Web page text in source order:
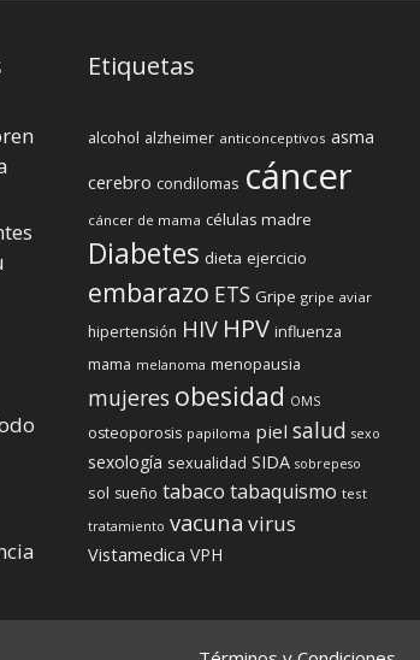
Etiquetas
alcohol alzheimer anticonceptivos asma
cerebro condilomas cáncer
cáncer de mama células madre
Diabetes dieta ejercicio
embarazo ETS Gripe gripe aviar
hipertensión HIV HPV influenza
mama melanoma menopausia
mujeres obesidad OMS
osteoporosis papiloma piel salud sexo
sexología sexualidad SIDA sobrepeso
sol sueño tabaco tabaquismo test
tratamiento vacuna virus
Vistamedica VPH